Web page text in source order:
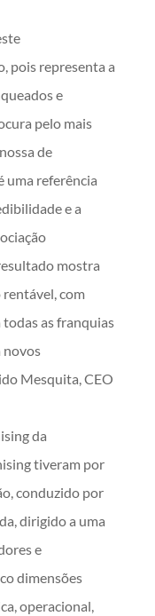
pois representa a
e
pelo mais
de
uma referência
e a
mostra
com
as franquias
novos
Mesquita, CEO
da
tiveram por
conduzido por
dirigido a uma
e
dimensões
operacional,